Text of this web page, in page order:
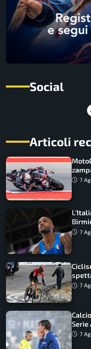
Social
Articoli
7
7
7
Serie
7